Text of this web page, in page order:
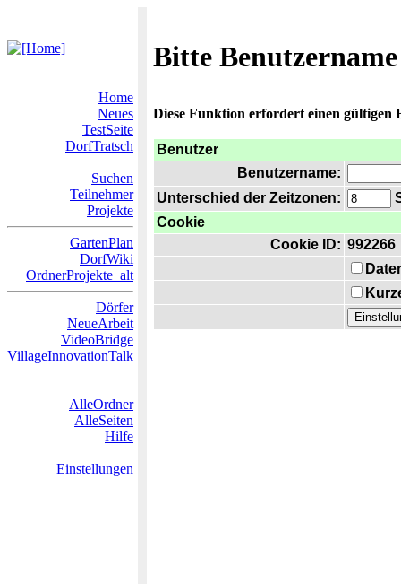
Bitte
Home
Neues
TestSeite
DorfTratsch
Suchen
Teilnehmer
Projekte
GartenPlan
DorfWiki
OrdnerProjekte_alt
Dörfer
NeueArbeit
VideoBridge
VillageInnovationTalk
AlleOrdner
AlleSeiten
Hilfe
Einstellungen
Diese Funktion erfordert einen gültigen
Benutzer
Benutzername:
Unterschied der Zeitzonen:
Cookie
Cookie ID: 992266